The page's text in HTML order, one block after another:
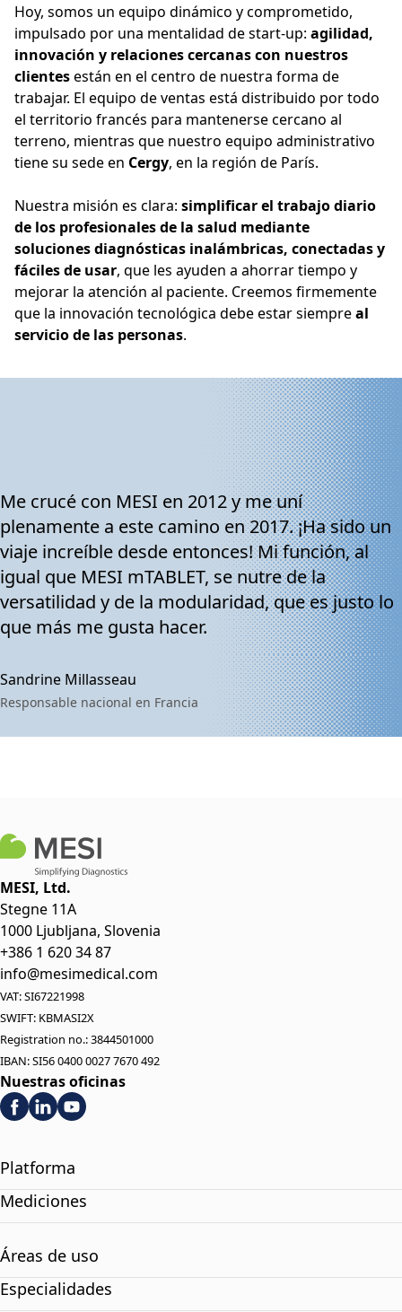
Hoy, somos un equipo dinámico y comprometido,
impulsado por una mentalidad de start-up: agilidad,
innovación y relaciones cercanas con nuestros
clientesestán en el centro de nuestra forma de
trabajar. El equipo de ventas está distribuido por todo
el territorio francés para mantenerse cercano al
terreno, mientras que nuestro equipo administrativo
tiene su sede en Cergy, en la región de París.
Nuestra misión es clara: simplificar el trabajo diario
de los profesionales de la salud mediante
soluciones diagnósticas inalámbricas, conectadas y
fáciles de usar, que les ayuden a ahorrar tiempo y
mejorar la atención al paciente. Creemos firmemente
que la innovación tecnológica debe estar siempreal
servicio de las personas.
Me crucé con MESI en 2012 y me uní
plenamente a este camino en 2017. ¡Ha sido un
viaje increíble desde entonces! Mi función, al
igual que MESI mTABLET, se nutre de la
versatilidad y de la modularidad, que es justo lo
que más me gusta hacer.
Sandrine Millasseau
Responsable nacional en Francia
MESI, Ltd.
Stegne 11A
1000 Ljubljana, Slovenia
+386 1 620 34 87
info@mesimedical.com
VAT: SI67221998
SWIFT: KBMASI2X
Registration no.: 3844501000
IBAN: SI56 0400 0027 7670 492
Nuestras oficinas
Platforma
Mediciones
Áreas de uso
Especialidades